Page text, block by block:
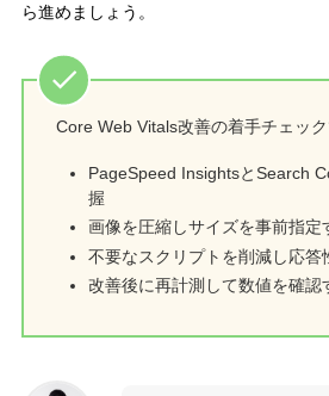
ら進めましょう。
Core Web Vitals改善の着手チェック
PageSpeed InsightsとSearch
握
画像を圧縮しサイズを事前指定
不要なスクリプトを削減し応答
改善後に再計測して数値を確認